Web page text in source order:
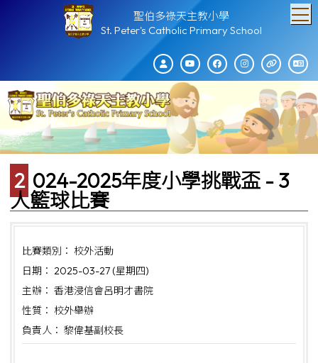
聖伯多祿天主教小學
St. Peter's Catholic Primary School
2024-2025年度小學挑戰盃 - 3
人籃球比賽
比賽類別： 校外活動
日期： 2025-03-27 (星期四)
主辦： 香港浸信會呂明才書院
性質： 校外舉辦
負責人： 黎偉基副校長